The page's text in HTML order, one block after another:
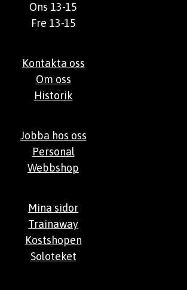
Ons 13-15
Fre 13-15
Kontakta oss
Om oss
Historik
Jobba hos oss
Personal
Webbshop
Mina sidor
Trainaway
Kostshopen
Soloteket